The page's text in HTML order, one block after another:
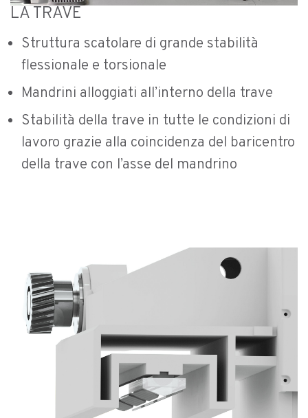
LA TRAVE
Struttura scatolare di grande stabilità
flessionale e torsionale
Mandrini alloggiati all’interno della trave
Stabilità della trave in tutte le condizioni di
lavoro grazie alla coincidenza del baricentro
della trave con l’asse del mandrino